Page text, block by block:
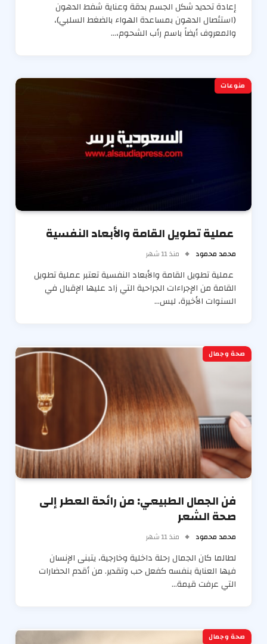
إعادة تحديد شكل الجسم بدقة وعناية شفط الدهون
(استئصال الدهون بمساعدة الهواء بالضغط السلبي)،
والمعروف أيضاً باسم رأب الشحوم،…
منوعات
عملیة تطویل القامة والأبعاد النفسیة
محمد محمود منذ 11 شهر
عملیة تطویل القامة والأبعاد النفسیة تعتبر عملیة تطویل
القامة من الإجراءات الجراحیة التي زاد علیھا الإقبال في
السنوات الأخیرة، لیس…
صحة وجمال
فن الجمال الطبيعي: من رائحة العطر إلى
صحة الشعر
محمد محمود منذ 11 شهر
لطالما كان الجمال رحلة داخلية وخارجية، يتبنى الإنسان
فيها العناية بنفسه كفعل حب وتقدير. من أقدم الحضارات
التي عرفت قيمة…
صحة وجمال